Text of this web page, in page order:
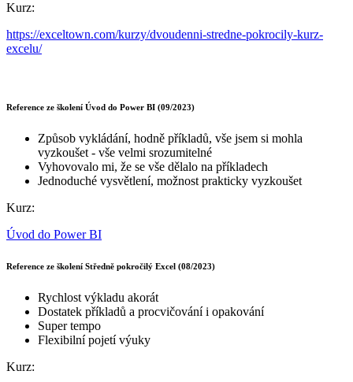
Kurz:
https://exceltown.com/kurzy/dvoudenni-stredne-pokrocily-kurz-
excelu/
Reference ze školení Úvod do Power BI (09/2023)
Způsob vykládání, hodně příkladů, vše jsem si mohla
vyzkoušet - vše velmi srozumitelné
Vyhovovalo mi, že se vše dělalo na příkladech
Jednoduché vysvětlení, možnost prakticky vyzkoušet
Kurz:
Úvod do Power BI
Reference ze školení Středně pokročilý Excel (08/2023)
Rychlost výkladu akorát
Dostatek příkladů a procvičování i opakování
Super tempo
Flexibilní pojetí výuky
Kurz: